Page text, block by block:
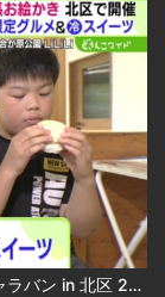
夏限定グルメ＆冷たいスイーツ！ 札幌10区キャラバン in 北区 2026-08-04